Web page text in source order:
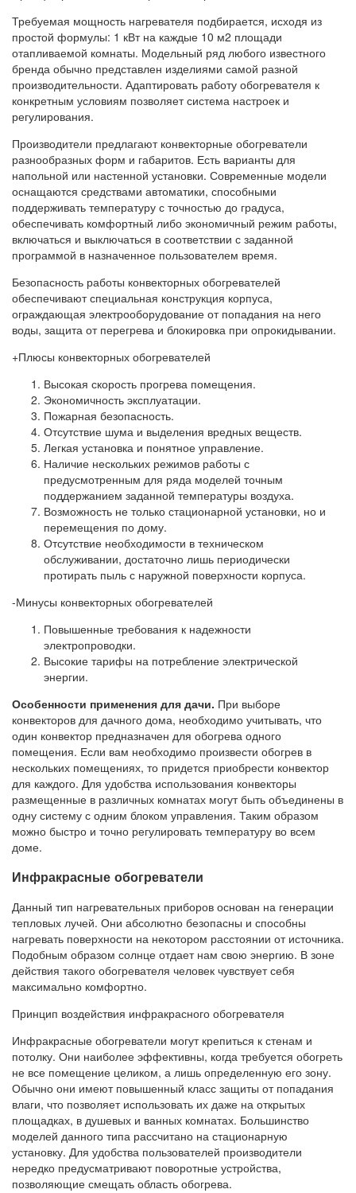
Требуемая мощность нагревателя подбирается, исходя из
простой формулы: 1 кВт на каждые 10 м2 площади
отапливаемой комнаты. Модельный ряд любого известного
бренда обычно представлен изделиями самой разной
производительности. Адаптировать работу обогревателя к
конкретным условиям позволяет система настроек и
регулирования.
Производители предлагают конвекторные обогреватели
разнообразных форм и габаритов. Есть варианты для
напольной или настенной установки. Современные модели
оснащаются средствами автоматики, способными
поддерживать температуру с точностью до градуса,
обеспечивать комфортный либо экономичный режим работы,
включаться и выключаться в соответствии с заданной
программой в назначенное пользователем время.
Безопасность работы конвекторных обогревателей
обеспечивают специальная конструкция корпуса,
ограждающая электрооборудование от попадания на него
воды, защита от перегрева и блокировка при опрокидывании.
+Плюсы конвекторных обогревателей
Высокая скорость прогрева помещения.
Экономичность эксплуатации.
Пожарная безопасность.
Отсутствие шума и выделения вредных веществ.
Легкая установка и понятное управление.
Наличие нескольких режимов работы с
предусмотренным для ряда моделей точным
поддержанием заданной температуры воздуха.
Возможность не только стационарной установки, но и
перемещения по дому.
Отсутствие необходимости в техническом
обслуживании, достаточно лишь периодически
протирать пыль с наружной поверхности корпуса.
-Минусы конвекторных обогревателей
Повышенные требования к надежности
электропроводки.
Высокие тарифы на потребление электрической
энергии.
Особенности применения для дачи. При выборе
конвекторов для дачного дома, необходимо учитывать, что
один конвектор предназначен для обогрева одного
помещения. Если вам необходимо произвести обогрев в
нескольких помещениях, то придется приобрести конвектор
для каждого. Для удобства использования конвекторы
размещенные в различных комнатах могут быть объединены в
одну систему с одним блоком управления. Таким образом
можно быстро и точно регулировать температуру во всем
доме.
Инфракрасные обогреватели
Данный тип нагревательных приборов основан на генерации
тепловых лучей. Они абсолютно безопасны и способны
нагревать поверхности на некотором расстоянии от источника.
Подобным образом солнце отдает нам свою энергию. В зоне
действия такого обогревателя человек чувствует себя
максимально комфортно.
Принцип воздействия инфракрасного обогревателя
Инфракрасные обогреватели могут крепиться к стенам и
потолку. Они наиболее эффективны, когда требуется обогреть
не все помещение целиком, а лишь определенную его зону.
Обычно они имеют повышенный класс защиты от попадания
влаги, что позволяет использовать их даже на открытых
площадках, в душевых и ванных комнатах. Большинство
моделей данного типа рассчитано на стационарную
установку. Для удобства пользователей производители
нередко предусматривают поворотные устройства,
позволяющие смещать область обогрева.